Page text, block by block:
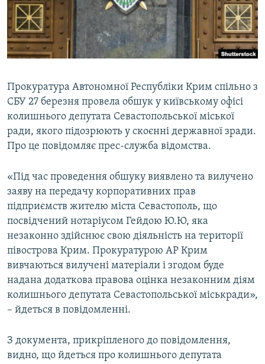
ВІДЕОУРОКИ «ELIFBE»
СВІДЧЕННЯ ОКУПАЦІЇ
УКРАЇНСЬКА ПРОБЛЕМА КРИМУ
Русский
Qırımtatar
Усі сайти RFE/RL
Прокуратура Автономної Республіки Крим спільно з
СБУ 27 березня провела обшук у київському офісі
колишнього депутата Севастопольської міської
ради, якого підозрюють у скоєнні державної зради.
Про це повідомляє прес-служба відомства.
«Під час проведення обшуку виявлено та вилучено
заяву на передачу корпоративних прав
підприємств жителю міста Севастополь, що
посвідчений нотаріусом Гейдою Ю.Ю, яка
незаконно здійснює свою діяльність на території
півострова Крим. Прокуратурою АР Крим
вивчаються вилучені матеріали і згодом буде
надана додаткова правова оцінка незаконним діям
колишнього депутата Севастопольської міськради»,
– йдеться в повідомленні.
З документа, прикріпленого до повідомлення,
видно, що йдеться про колишнього депутата